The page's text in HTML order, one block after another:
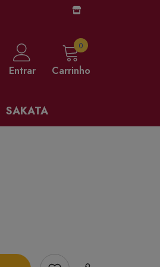
Entrar Carrinho
00 items
SAKATA